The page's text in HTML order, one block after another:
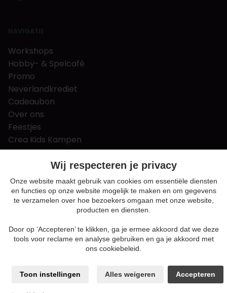
NAVIGATIE
Workshops
Hobby- & Spelcafé
Promo
Neverlandkrediet
Cadeaubon
Over ons
Feestjes
Crea Kids Kampen
FAQ
Tips & tricks
Contact
Nieuws & Vacatures
Algemene voorwaarden
Privacy en cookie policy
Sitemap
Wij respecteren je privacy
Onze website maakt gebruik van cookies om essentiële diensten
en functies op onze website mogelijk te maken en om gegevens
te verzamelen over hoe bezoekers omgaan met onze website,
producten en diensten.
Door op ‘Accepteren’ te klikken, ga je ermee akkoord dat we deze
tools voor reclame en analyse gebruiken en ga je akkoord met
ons cookiebeleid.
Toon instellingen Alles weigeren Accepteren